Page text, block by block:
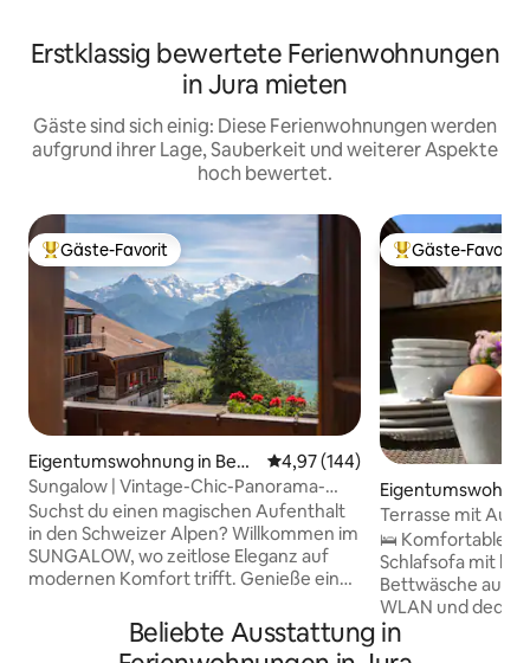
Erstklassig bewertete Ferienwohnungen
in Jura mieten
Gäste sind sich einig: Diese Ferienwohnungen werden
aufgrund ihrer Lage, Sauberkeit und weiterer Aspekte
hoch bewertet.
Beliebter Gäste-Favorit.
Gäste-Favorit
Eigentumswohnung in Beat
enberg
Durchschnittliche Bewertung:
4,97 (144)
Sungalow | Vintage-Chic-Panorama-
Alpen-Chalet
Suchst du einen magischen Aufenthalt
in den Schweizer Alpen? Willkommen im
SUNGALOW, wo zeitlose Eleganz auf
modernen Komfort trifft. Genieße eine
stilvolle Wohnräume und einen
umlaufenden Balkon mit Blick auf den
Beliebter Gäste-
Gäste-Favorit
erbrunnen
Terrasse mit
Rückzugsort |
🛌 Komfortables
Schlafsofa mit
Bettwäsche auf
WLAN und
Elegantes,
und große
Beliebte Ausstattung in